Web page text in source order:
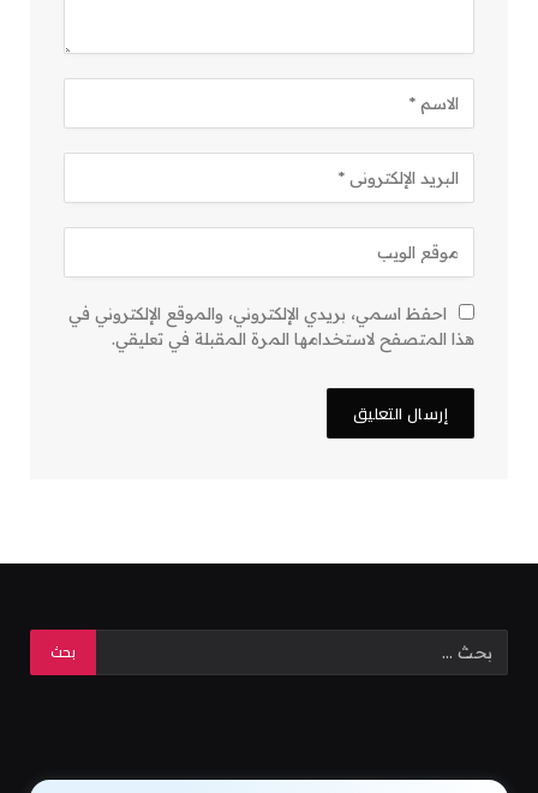
احفظ اسمي، بريدي الإلكتروني، والموقع الإلكتروني في
هذا المتصفح لاستخدامها المرة المقبلة في تعليقي.